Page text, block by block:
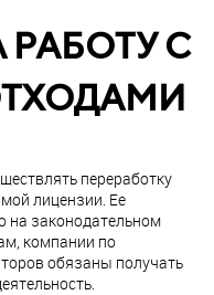
С
переработку
лицензии. Ее
на законодательном
компании по
обязаны получать